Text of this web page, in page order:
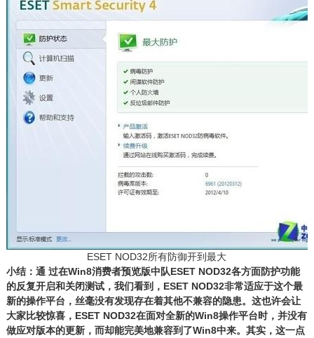
ESET NOD32所有防御开到最大
小结：通 过在Win8消费者预览版中队ESET NOD32各方面防护功能
的反复开启和关闭测试，我们看到，ESET NOD32非常适应于这个最
新的操作平台，丝毫没有发现存在着其他不兼容的隐患。这也许会让
大家比较惊喜，ESET NOD32在面对全新的Win8操作平台时，并没有
做应对版本的更新，而却能完美地兼容到了Win8中来。其实，这一点